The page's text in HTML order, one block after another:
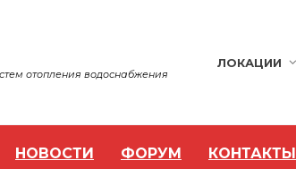
отопления водоснабжения
ЛОКАЦИИ
НОВОСТИ ФОРУМ КОНТАКТЫ